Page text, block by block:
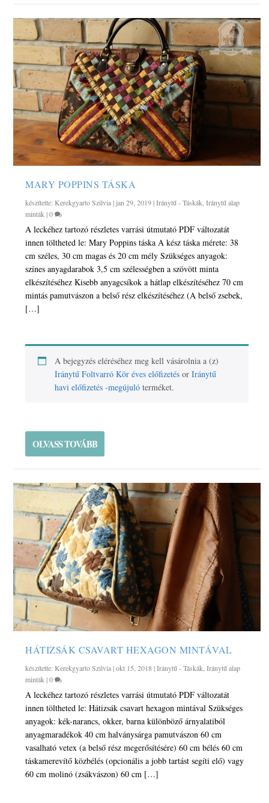
MARY POPPINS TÁSKA
készítette:Kerekgyarto Szilvia| jan 29, 2019|Iránytű - Táskák,Iránytű alap
minták|0
A leckéhez tartozó részletes varrási útmutató PDF változatát
innen töltheted le: Mary Poppins táska A kész táska mérete: 38
cm széles, 30 cm magas és 20 cm mély Szükséges anyagok:
színes anyagdarabok 3,5 cm szélességben a szövött minta
elkészítéséhez Kisebb anyagcsíkok a hátlap elkészítéséhez 70 cm
mintás pamutvászon a belső rész elkészítéséhez (A belső zsebek,
[…]
A bejegyzés eléréséhez meg kell vásárolnia a (z)
Iránytű Foltvarró Kör éves előfizetés orIránytű
havi előfizetés -megújuló terméket.
OLVASS TOVÁBB
HÁTIZSÁK CSAVART HEXAGON MINTÁVAL
készítette:Kerekgyarto Szilvia|okt 15, 2018|Iránytű - Táskák ,Iránytű alap
minták |0
A leckéhez tartozó részletes varrási útmutató PDF változatát
innen töltheted le: Hátizsák csavart hexagon mintával Szükséges
anyagok: kék-narancs, okker, barna különböző árnyalatiból
anyagmaradékok 40 cm halványsárga pamutvászon 60 cm
vasalható vetex (a belső rész megerősítésére) 60 cm bélés 60 cm
táskamerevítő közbélés (opcionális a jobb tartást segíti elő) vagy
60 cm molinó (zsákvászon) 60 cm […]